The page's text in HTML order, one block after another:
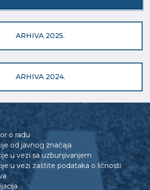
ARHIVA 2025.
ARHIVA 2024.
o radu
od javnog značaja
u vezi sa uzbunjivanjem
u vezi zaštite podataka o ličnosti